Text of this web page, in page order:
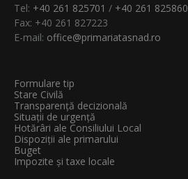
Tel: +40 261 825701 / +40 261 825860
Fax: +40 261 827223
E-mail: office@primariatasnad.ro
Formulare tip
Stare Civilă
Transparenţă decizională
Situații de urgență
Hotărâri ale Consiliului Local
Dispoziții ale primarului
Buget
Impozite și taxe locale